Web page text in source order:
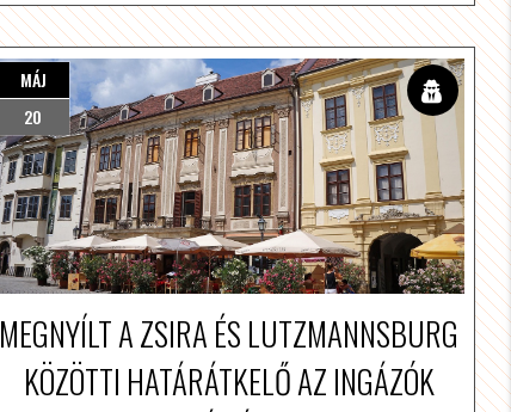
MÁJ
20
MEGNYÍLT A ZSIRA ÉS LUTZMANNSBURG
KÖZÖTTI HATÁRÁTKELŐ AZ INGÁZÓK